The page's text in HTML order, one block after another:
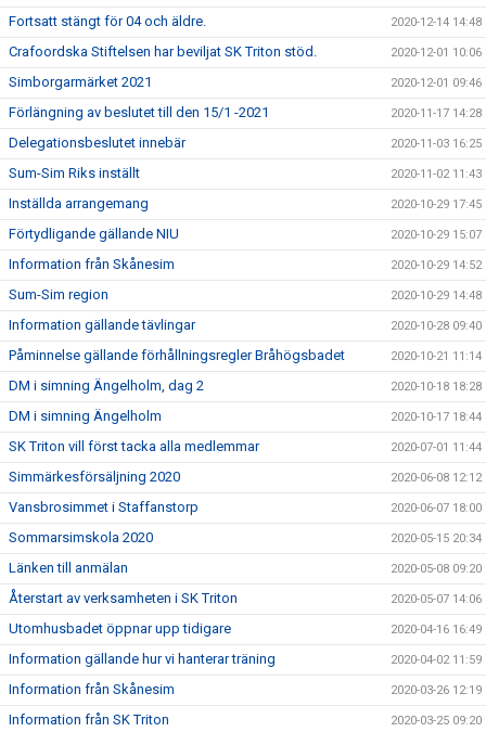
Fortsatt stängt för 04 och äldre. 2020-12-14 14:48
Crafoordska Stiftelsen har beviljat SK Triton stöd. 2020-12-01 10:06
Simborgarmärket 2021 2020-12-01 09:46
Förlängning av beslutet till den 15/1 -2021 2020-11-17 14:28
Delegationsbeslutet innebär 2020-11-03 16:25
Sum-Sim Riks inställt 2020-11-02 11:43
Inställda arrangemang 2020-10-29 17:45
Förtydligande gällande NIU 2020-10-29 15:07
Information från Skånesim 2020-10-29 14:52
Sum-Sim region 2020-10-29 14:48
Information gällande tävlingar 2020-10-28 09:40
Påminnelse gällande förhållningsregler Bråhögsbadet 2020-10-21 11:14
DM i simning Ängelholm, dag 2 2020-10-18 18:28
DM i simning Ängelholm 2020-10-17 18:44
SK Triton vill först tacka alla medlemmar 2020-07-01 11:44
Simmärkesförsäljning 2020 2020-06-08 12:12
Vansbrosimmet i Staffanstorp 2020-06-07 18:00
Sommarsimskola 2020 2020-05-15 20:34
Länken till anmälan 2020-05-08 09:20
Återstart av verksamheten i SK Triton 2020-05-07 14:06
Utomhusbadet öppnar upp tidigare 2020-04-16 16:49
Information gällande hur vi hanterar träning 2020-04-02 11:59
Information från Skånesim 2020-03-26 12:19
Information från SK Triton 2020-03-25 09:20